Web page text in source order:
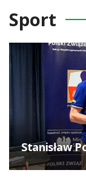
Sport
Stanisław